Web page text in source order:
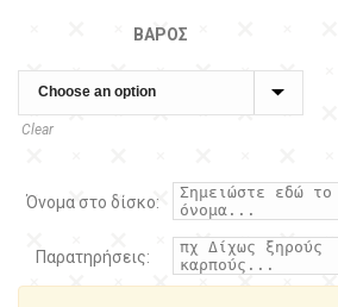
ΒΆΡΟΣ
Clear
Όνομα στο δίσκο:
Παρατηρήσεις: